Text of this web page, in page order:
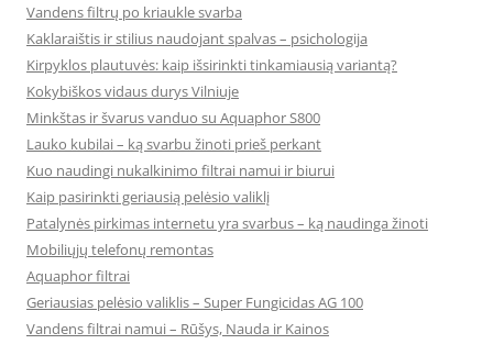
Vandens filtrų po kriaukle svarba
Kaklaraištis ir stilius naudojant spalvas – psichologija
Kirpyklos plautuvės: kaip išsirinkti tinkamiausią variantą?
Kokybiškos vidaus durys Vilniuje
Minkštas ir švarus vanduo su Aquaphor S800
Lauko kubilai – ką svarbu žinoti prieš perkant
Kuo naudingi nukalkinimo filtrai namui ir biurui
Kaip pasirinkti geriausią pelėsio valiklį
Patalynės pirkimas internetu yra svarbus – ką naudinga žinoti
Mobiliųjų telefonų remontas
Aquaphor filtrai
Geriausias pelėsio valiklis – Super Fungicidas AG 100
Vandens filtrai namui – Rūšys, Nauda ir Kainos